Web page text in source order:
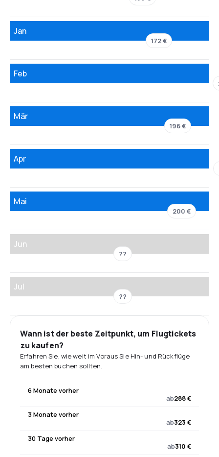
Jan
172 €
Feb
Mär
196 €
Apr
Mai
200 €
Jun
??
Jul
??
Wann ist der beste Zeitpunkt, um Flugtickets
zu kaufen?
Erfahren Sie, wie weit im Voraus Sie Hin- und Rückflüge
am besten buchen sollten.
6 Monate vorher
ab288 €
3 Monate vorher
ab323 €
30 Tage vorher
ab310 €